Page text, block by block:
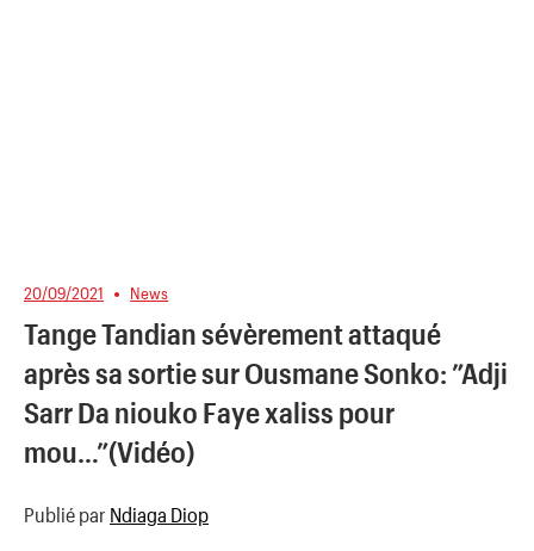
20/09/2021 News
Tange Tandian sévèrement attaqué
après sa sortie sur Ousmane Sonko: ”Adji
Sarr Da niouko Faye xaliss pour
mou…”(Vidéo)
Publié par Ndiaga Diop